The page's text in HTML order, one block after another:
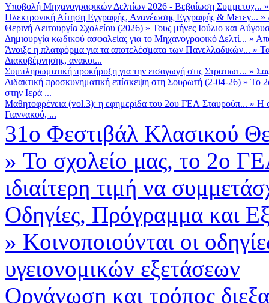
Υποβολή Μηχανογραφικών Δελτίων 2026 - Βεβαίωση Συμμετοχ...
Ηλεκτρονική Αίτηση Εγγραφής, Ανανέωσης Εγγραφής & Μετεγ... »
Θερινή Λειτουργία Σχολείου (2026) » Τους μήνες Ιούλιο και
Δημιουργία κωδικού ασφαλείας για το Μηχανογραφικό Δελτί... »
Άνοιξε η πλατφόρμα για τα αποτελέσματα των Πανελλαδικών... »
Διακυβέρνησης, ανακοι...
Συμπληρωματική προκήρυξη για την εισαγωγή στις Στρατιωτ... »
Διδακτική προσκυνηματική επίσκεψη στη Σουρωτή (2-04-26) » Το
στην Ιερά ...
Μαθητοφρένεια (vol.3): η εφημερίδα του 2ου ΓΕΛ Σταυρούπ... » Η
Γιαννακού, ...
31ο Φεστιβάλ Κλασικού
» Το σχολείο μας, το 2ο
ιδιαίτερη τιμή να
Οδηγίες, Πρόγραμμα και
» Κοινοποιούνται οι
υγειονομικών εξετάσεων
Οργάνωση και τρόπος